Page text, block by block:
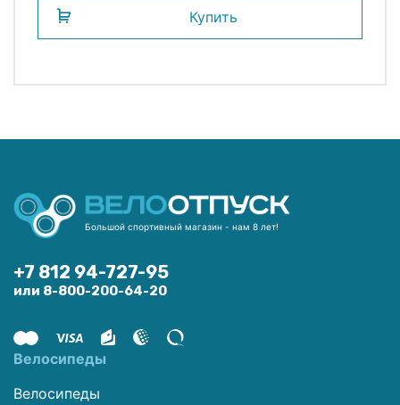
Купить
Большой спортивный магазин - нам 8 лет!
+7 812 94-727-95
или 8-800-200-64-20
Велосипеды
Велосипеды